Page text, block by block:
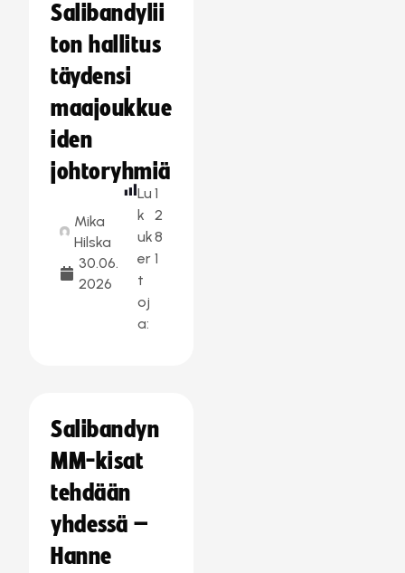
Salibandylii
ton hallitus
täydensi
maajoukkue
iden
johtoryhmiä
Mika
Hilska
30.06.
2026
Lu
k
uk
er
t
oj
a:
1
2
8
1
Salibandyn
MM-kisat
tehdään
yhdessä –
Hanne